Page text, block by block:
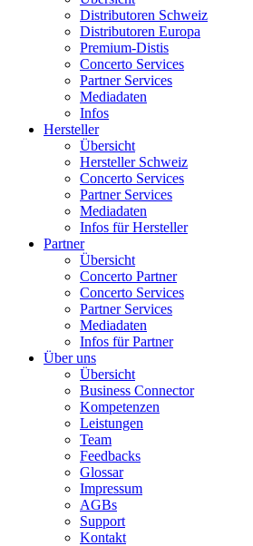
Distributoren Schweiz
Distributoren Europa
Premium-Distis
Concerto Services
Partner Services
Mediadaten
Infos
Hersteller
Übersicht
Hersteller Schweiz
Concerto Services
Partner Services
Mediadaten
Infos für Hersteller
Partner
Übersicht
Concerto Partner
Concerto Services
Partner Services
Mediadaten
Infos für Partner
Über uns
Übersicht
Business Connector
Kompetenzen
Leistungen
Team
Feedbacks
Glossar
Impressum
AGBs
Support
Kontakt